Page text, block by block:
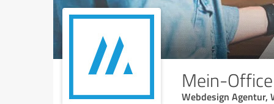
Mein-
Webdesign Agentur,